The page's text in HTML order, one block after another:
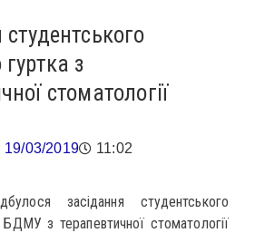
з
стоматології
19/03/2019 11:02
засідання студентського
БДМУ з терапевтичної стоматології